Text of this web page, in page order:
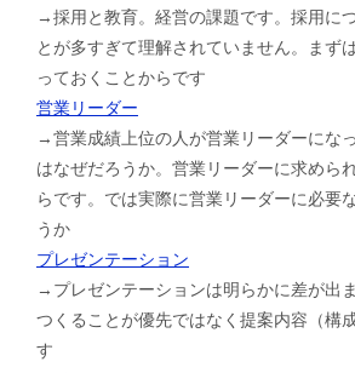
→採用と教育。経営の課題です。採用に
とが多すぎて理解されていません。まず
っておくことからです
営業リーダー
→営業成績上位の人が営業リーダーにな
はなぜだろうか。営業リーダーに求めら
らです。では実際に営業リーダーに必要
うか
プレゼンテーション
→プレゼンテーションは明らかに差が出
つくることが優先ではなく提案内容（構
す